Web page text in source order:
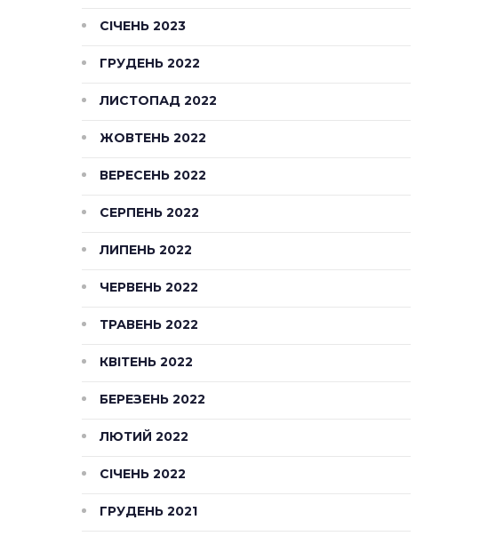
СІЧЕНЬ 2023
ГРУДЕНЬ 2022
ЛИСТОПАД 2022
ЖОВТЕНЬ 2022
ВЕРЕСЕНЬ 2022
СЕРПЕНЬ 2022
ЛИПЕНЬ 2022
ЧЕРВЕНЬ 2022
ТРАВЕНЬ 2022
КВІТЕНЬ 2022
БЕРЕЗЕНЬ 2022
ЛЮТИЙ 2022
СІЧЕНЬ 2022
ГРУДЕНЬ 2021